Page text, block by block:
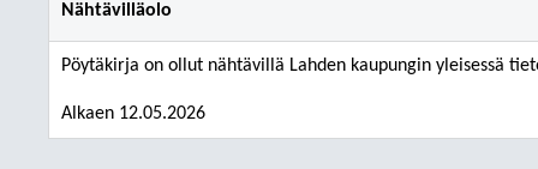
Nähtävilläolo
Pöytäkirja on ollut nähtävillä Lahden kaupungin yleisessä
Alkaen 12.05.2026